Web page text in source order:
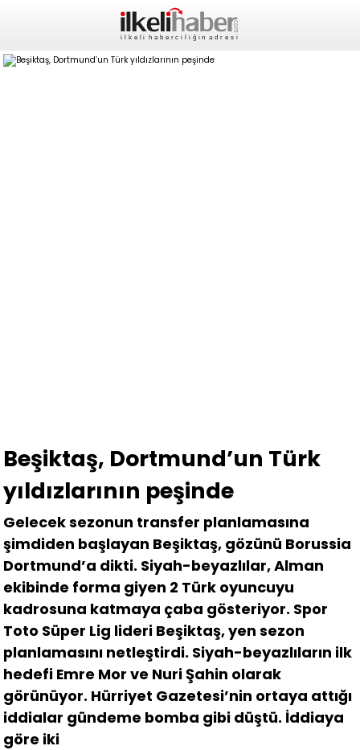
Beşiktaş, Dortmund’un Türk
yıldızlarının peşinde
Gelecek sezonun transfer planlamasına
şimdiden başlayan Beşiktaş, gözünü Borussia
Dortmund’a dikti. Siyah-beyazlılar, Alman
ekibinde forma giyen 2 Türk oyuncuyu
kadrosuna katmaya çaba gösteriyor. Spor
Toto Süper Lig lideri Beşiktaş, yen sezon
planlamasını netleştirdi. Siyah-beyazlıların ilk
hedefi Emre Mor ve Nuri Şahin olarak
görünüyor. Hürriyet Gazetesi’nin ortaya attığı
iddialar gündeme bomba gibi düştü. İddiaya
göre iki